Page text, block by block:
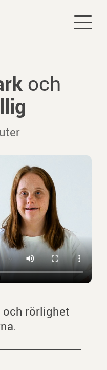
och
och rörlighet